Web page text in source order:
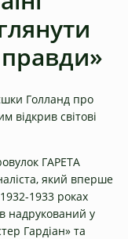
правди»
Голланд про
відкрив світові
ГАРЕТА
який вперше
1933 роках
надрукований у
Гардіан» та